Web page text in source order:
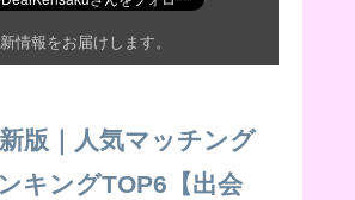
情報をお届けします。
版｜人気マッチング
キングTOP6【出会